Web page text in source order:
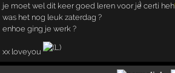
je moet wel dit keer goed leren voor je certi heh
was het nog leuk zaterdag ?
enhoe ging je werk ?
xx loveyou